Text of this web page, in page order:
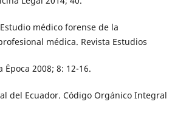
médico forense de la
médica. Revista Estudios
Época 2008; 8: 12-16.
del Ecuador. Código Orgánico Integral